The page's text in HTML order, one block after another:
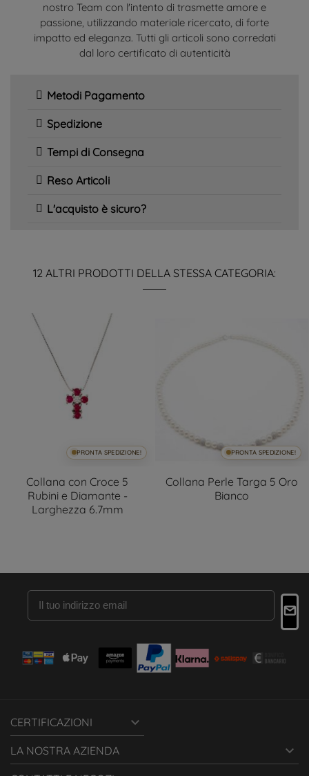
nostro Team con l'intento di trasmette amore e
passione, utilizzando materiale ricercato, di forte
impatto ed eleganza. Tutti gli articoli sono corredati
dal loro certificato di autenticità
Metodi Pagamento
Spedizione
Tempi di Consegna
Reso Articoli
L'acquisto è sicuro?
12 ALTRI PRODOTTI DELLA STESSA CATEGORIA:
PRONTA SPEDIZIONE!
Collana con Croce 5
Rubini e Diamante -
Larghezza 6.7mm
PRONTA SPEDIZIONE!
Collana Perle Targa 5 Oro
Bianco
CERTIFICAZIONI 
LA NOSTRA AZIENDA 